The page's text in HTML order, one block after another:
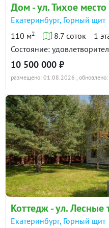
Дом - ул. Тихое место
Екатеринбург, Горный щит
110 м2 8.7 соток
1
Состояние:
10 500 000 ₽
размещено: 01.08.2026 ,
Коттедж - ул. Лесные
Екатеринбург, Горный щит